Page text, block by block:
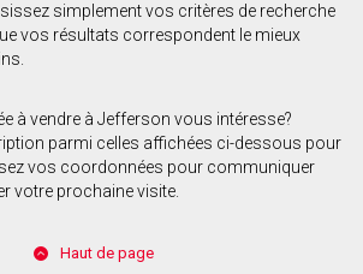
simplement vos critères de recherche
vos résultats correspondent le mieux
à vendre à Jefferson vous intéresse?
parmi celles affichées ci-dessous pour
vos coordonnées pour communiquer
votre prochaine visite.
Haut de page